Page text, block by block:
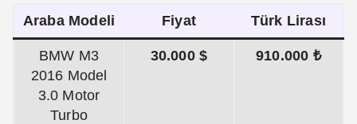
Araba Modeli Fiyat Türk Lirası
BMW M3
2016 Model
3.0 Motor
Turbo
30.000 $ 910.000 ₺